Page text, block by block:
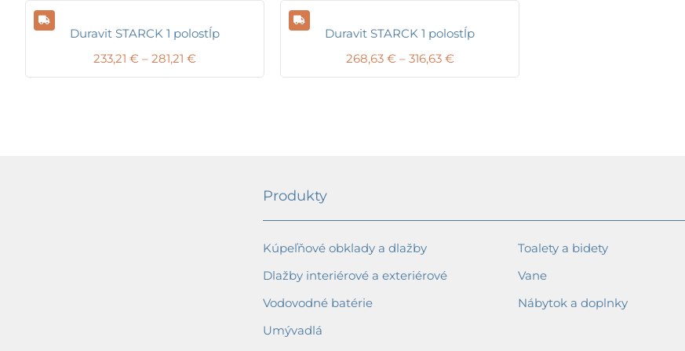
Duravit STARCK 1 polostĺp
233,21 € – 281,21 €
range:
Duravit STARCK 1 polostĺp
268,63 € – 316,63 €Price
range:
Produkty
Kúpeľňové obklady a dlažby
Dlažby interiérové a exteriérové
Vodovodné batérie
Umývadlá
Toalety a bidety
Vane
Nábytok a doplnky